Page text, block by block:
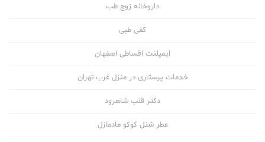
داروخانه زوج طب
کفی طبی
ایمپلنت اقساطی اصفهان
خدمات پرستاری در منزل غرب تهران
دکتر قلب شاهرود
عطر شنل کوکو مادمازل